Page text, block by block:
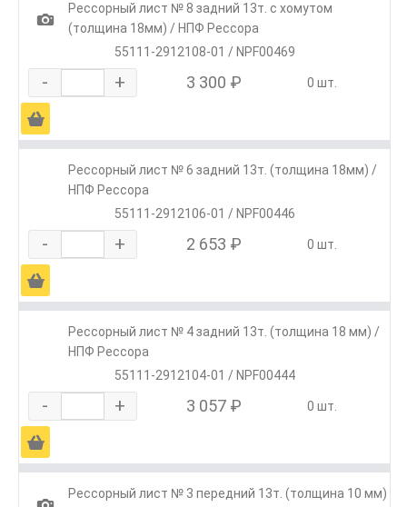
1
Рессорный лист № 8 задний 13т. c хомутом
(толщина 18мм) / НПФ Рессора
55111-2912108-01 / NPF00469
- + 3 300 ₽ 0 шт.
Ä
Рессорный лист № 6 задний 13т. (толщина 18мм) /
НПФ Рессора
55111-2912106-01 / NPF00446
- + 2 653 ₽ 0 шт.
Ä
Рессорный лист № 4 задний 13т. (толщина 18 мм) /
НПФ Рессора
55111-2912104-01 / NPF00444
- + 3 057 ₽ 0 шт.
Ä
Рессорный лист № 3 передний 13т. (толщина 10 мм)